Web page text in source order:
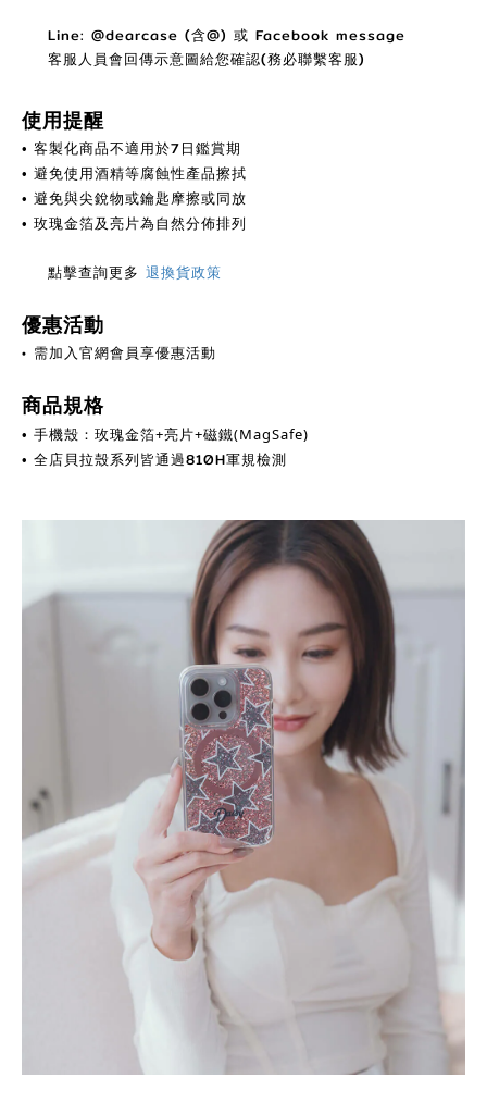
Line: @dearcase (含@) 或 Facebook message
客服人員會回傳示意圖給您確認(務必聯繫客服)
使用提醒
• 客製化商品不適用於7日鑑賞期
• 避免使用酒精等腐蝕性產品擦拭
• 避免與尖銳物或鑰匙摩擦或同放
• 玫瑰金箔及亮片為自然分佈排列
點擊查詢更多 退換貨政策
優惠活動
• 需加入官網會員享優惠活動
商品規格
• 手機殼：玫瑰金箔+亮片+磁鐵(MagSafe)
• 全店貝拉殼系列皆通過810H軍規檢測